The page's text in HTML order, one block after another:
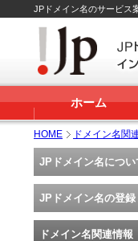
JPドメイン名のサービス
ホーム
HOME ドメイン名関
JPドメイン名につい
JPドメイン名の登録
ドメイン名関連情報